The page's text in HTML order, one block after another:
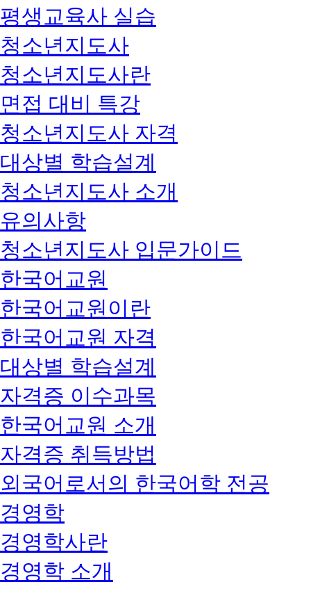
평생교육사 실습
청소년지도사
청소년지도사란
면접 대비 특강
청소년지도사 자격
대상별 학습설계
청소년지도사 소개
유의사항
청소년지도사 입문가이드
한국어교원
한국어교원이란
한국어교원 자격
대상별 학습설계
자격증 이수과목
한국어교원 소개
자격증 취득방법
외국어로서의 한국어학 전공
경영학
경영학사란
경영학 소개